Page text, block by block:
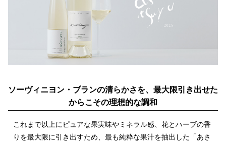
ソーヴィニヨン・ブランの清らかさを、最大限引き出せた
からこその理想的な調和
これまで以上にピュアな果実味やミネラル感、花とハーブの香
りを最大限に引き出すため、最も純粋な果汁を抽出した「あさ